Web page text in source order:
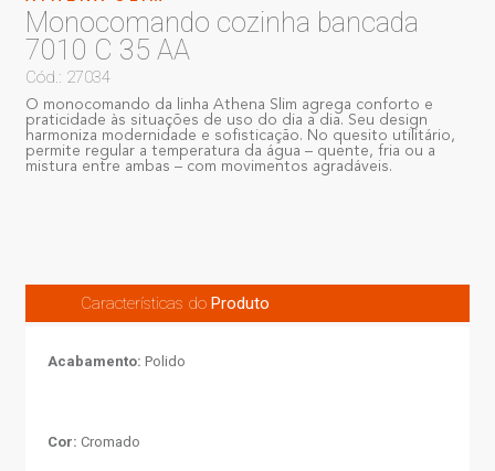
Monocomando cozinha bancada
7010 C 35 AA
Cód.: 27034
O monocomando da linha Athena Slim agrega conforto e
praticidade às situações de uso do dia a dia. Seu design
harmoniza modernidade e sofisticação. No quesito utilitário,
permite regular a temperatura da água – quente, fria ou a
mistura entre ambas – com movimentos agradáveis.
Características doProduto
Acabamento: Polido
Cor: Cromado